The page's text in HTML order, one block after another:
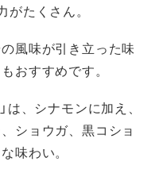
たくさん。
風味が引き立った味
おすすめです。
は、シナモンに加え、
ショウガ、黒コショ
味わい。